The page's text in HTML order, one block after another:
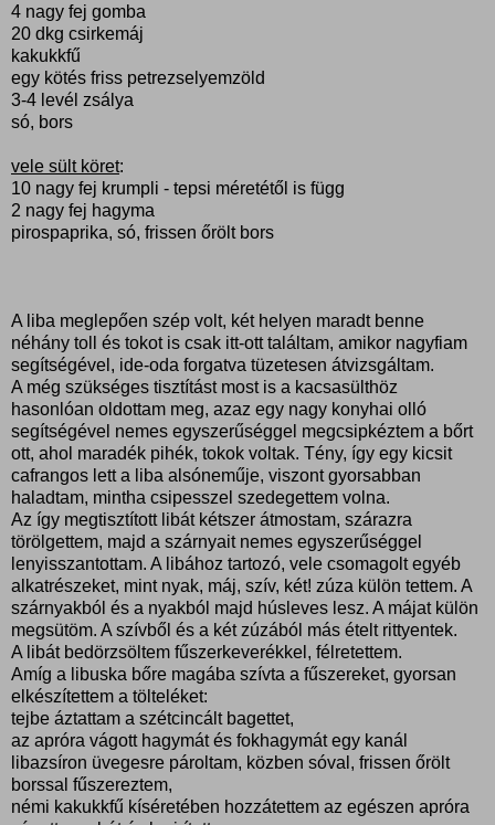
4 nagy fej gomba
20 dkg csirkemáj
kakukkfű
egy kötés friss petrezselyemzöld
3-4 levél zsálya
só, bors
vele sült köret:
10 nagy fej krumpli - tepsi méretétől is függ
2 nagy fej hagyma
pirospaprika, só, frissen őrölt bors
A liba meglepően szép volt, két helyen maradt benne
néhány toll és tokot is csak itt-ott találtam, amikor nagyfiam
segítségével, ide-oda forgatva tüzetesen átvizsgáltam.
A még szükséges tisztítást most is a kacsasülthöz
hasonlóan oldottam meg, azaz egy nagy konyhai olló
segítségével nemes egyszerűséggel megcsipkéztem a bőrt
ott, ahol maradék pihék, tokok voltak. Tény, így egy kicsit
cafrangos lett a liba alsóneműje, viszont gyorsabban
haladtam, mintha csipesszel szedegettem volna.
Az így megtisztított libát kétszer átmostam, szárazra
törölgettem, majd a szárnyait nemes egyszerűséggel
lenyisszantottam. A libához tartozó, vele csomagolt egyéb
alkatrészeket, mint nyak, máj, szív, két! zúza külön tettem. A
szárnyakból és a nyakból majd húsleves lesz. A májat külön
megsütöm. A szívből és a két zúzából más ételt rittyentek.
A libát bedörzsöltem fűszerkeverékkel, félretettem.
Amíg a libuska bőre magába szívta a fűszereket, gyorsan
elkészítettem a tölteléket:
tejbe áztattam a szétcincált bagettet,
az apróra vágott hagymát és fokhagymát egy kanál
libazsíron üvegesre pároltam, közben sóval, frissen őrölt
borssal fűszereztem,
némi kakukkfű kíséretében hozzátettem az egészen apróra